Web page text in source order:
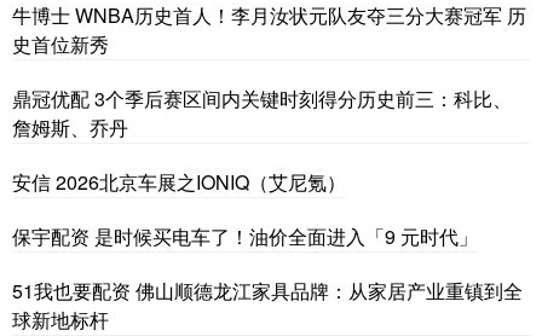
牛博士 WNBA历史首人！李月汝状元队友夺三分大赛冠军 历
史首位新秀
鼎冠优配 3个季后赛区间内关键时刻得分历史前三：科比、
詹姆斯、乔丹
安信 2026北京车展之IONIQ（艾尼氪）
保宇配资 是时候买电车了！油价全面进入「9 元时代」
51我也要配资 佛山顺德龙江家具品牌：从家居产业重镇到全
球新地标杆